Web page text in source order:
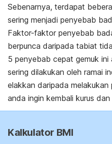
Sebenarnya, terdapat
sering menjadi penyebab
Faktor-faktor penyebab
berpunca daripada tabiat
5 penyebab cepat gemuk ini
sering dilakukan oleh ramai
elakkan daripada melakukan
anda ingin kembali kurus dan
Kalkulator BMI